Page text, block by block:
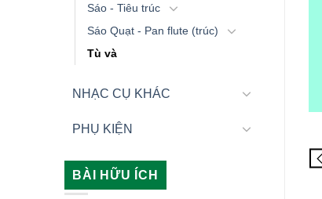
Sáo - Tiêu trúc
Sáo Quạt - Pan flute (trúc)
Tù và
NHẠC CỤ KHÁC
PHỤ KIỆN
BÀI HỮU ÍCH